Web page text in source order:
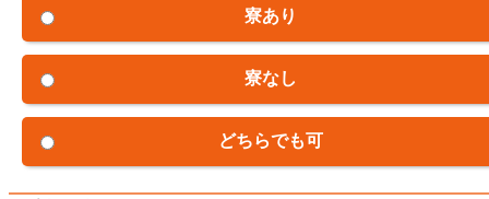
寮あり
寮なし
どちらでも可